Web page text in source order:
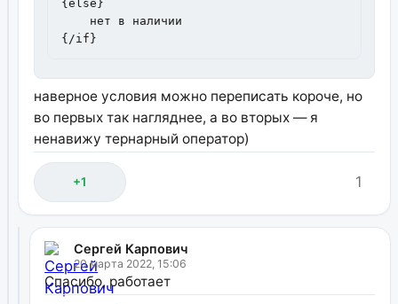
{else}
    нет в наличии
{/if}
наверное условия можно переписать короче, но
во первых так нагляднее, а во вторых — я
ненавижу тернарный оператор)
+1 1
Сергей Карпович
20 марта 2022, 15:06
Спасибо, работает